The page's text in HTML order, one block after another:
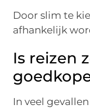
Door slim te
afhankelijk
Is reizen
In veel